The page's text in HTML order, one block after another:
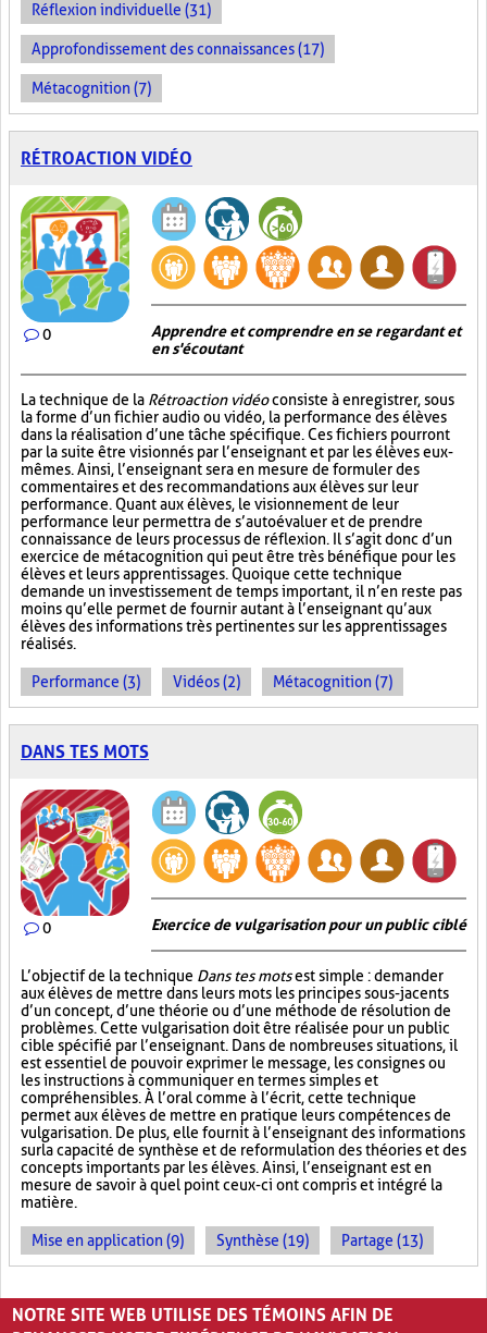
Réflexion individuelle (31)
Approfondissement des connaissances (17)
Métacognition (7)
RÉTROACTION VIDÉO
0
Apprendre et comprendre en se regardant et
en s'écoutant
La technique de la Rétroaction vidéoconsiste à enregistrer, sous
la forme d’un fichier audio ou vidéo, la performance des élèves
dans la réalisation d’une tâche spécifique. Ces fichiers pourront
par la suite être visionnés par l’enseignant et par les élèves eux-
mêmes. Ainsi, l’enseignant sera en mesure de formuler des
commentaires et des recommandations aux élèves sur leur
performance. Quant aux élèves, le visionnement de leur
performance leur permettra de s’autoévaluer et de prendre
connaissance de leurs processus de réflexion. Il s’agit donc d’un
exercice de métacognition qui peut être très bénéfique pour les
élèves et leurs apprentissages. Quoique cette technique
demande un investissement de temps important, il n’en reste pas
moins qu’elle permet de fournir autant à l’enseignant qu’aux
élèves des informations très pertinentes sur les apprentissages
réalisés.
Performance (3) Vidéos (2) Métacognition (7)
DANS TES MOTS
0 Exercice de vulgarisation pour un public ciblé
L’objectif de la technique Dans tes motsest simple : demander
aux élèves de mettre dans leurs mots les principes sous-jacents
d’un concept, d’une théorie ou d’une méthode de résolution de
problèmes. Cette vulgarisation doit être réalisée pour un public
cible spécifié par l’enseignant. Dans de nombreuses situations, il
est essentiel de pouvoir exprimer le message, les consignes ou
les instructions à communiquer en termes simples et
compréhensibles. À l’oral comme à l’écrit, cette technique
permet aux élèves de mettre en pratique leurs compétences de
vulgarisation. De plus, elle fournit à l’enseignant des informations
sur la capacité de synthèse et de reformulation des théories et des
concepts importants par les élèves. Ainsi, l’enseignant est en
mesure de savoir à quel point ceux-ci ont compris et intégré la
matière.
Mise en application (9) Synthèse (19) Partage (13)
PAGES
1 2 3 › »
NOTRE SITE WEB UTILISE DES TÉMOINS AFIN DE